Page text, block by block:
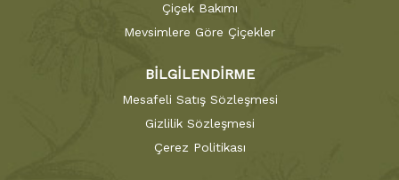
Çiçek Bakımı
Mevsimlere Göre Çiçekler
BİLGİLENDİRME
Mesafeli Satış Sözleşmesi
Gizlilik Sözleşmesi
Çerez Politikası